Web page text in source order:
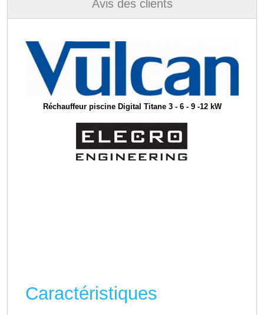
Avis des clients
Réchauffeur piscine Digital Titane 3 - 6 - 9 -12 kW
Caractéristiques